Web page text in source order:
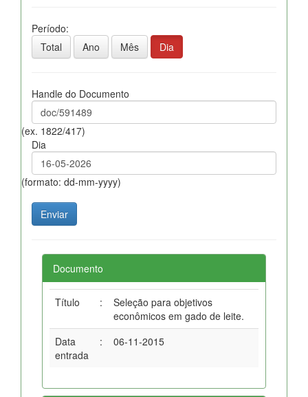
Período:
Total
Ano Mês Dia
Handle do Documento
(ex. 1822/417)
Dia
(formato: dd-mm-yyyy)
Documento
Título :
Seleção para objetivos
econômicos em gado de leite.
Data
entrada
: 06-11-2015